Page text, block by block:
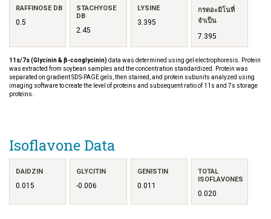
RAFFINOSE DB
0.5
STACHYOSE
DB
2.45
LYSINE
3.395
กรดอะมิโนที่
จำเป็น
7.395
11s/7s (Glycinin & β-conglycinin) data was determined using gel electrophoresis. Protein
was extracted from soybean samples and the concentration standardized. Protein was
separated on gradient SDS-PAGE gels, then stained, and protein subunits analyzed using
imaging software to create the level of proteins and subsequent ratio of 11s and 7s storage
proteins.
Isoflavone Data
DAIDZIN
0.015
GLYCITIN
-0.006
GENISTIN
0.011
TOTAL
ISOFLAVONES
0.020